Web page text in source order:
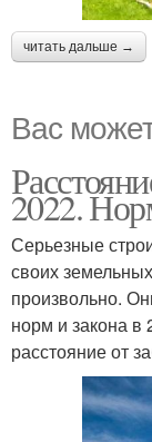
читать дальше →
Вас
2022.
Серьезные
своих
произвольно.
норм и закона в
расстояние от